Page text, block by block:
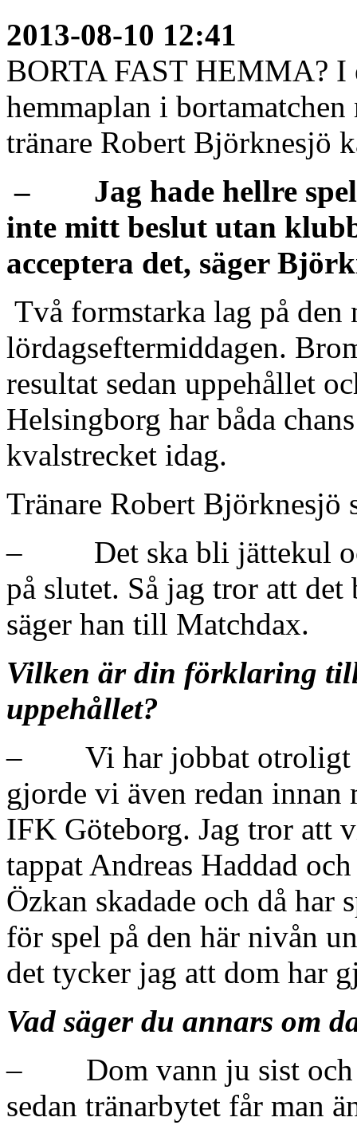
2013-08-10 12:41
BORTA FAST HEMMA? I
hemmaplan i
tränare Robert Björknesjö
– Jag hade hellre
inte mitt beslut utan
acceptera det, säger
Två formstarka lag på den
lördagseftermiddagen.
resultat sedan uppehållet
Helsingborg har båda
kvalstrecket idag.
Tränare Robert Björknesjö
– Det ska bli jättekul
på slutet. Så jag tror att
säger han till Matchdax.
Vilken är din förklaring till
uppehållet?
– Vi har jobbat otroligt
gjorde vi även redan innan
IFK Göteborg. Jag tror att
tappat Andreas Haddad
Özkan skadade och då har
för spel på den här nivån
det tycker jag att dom har
Vad säger du annars om
– Dom vann ju sist och
sedan tränarbytet får man